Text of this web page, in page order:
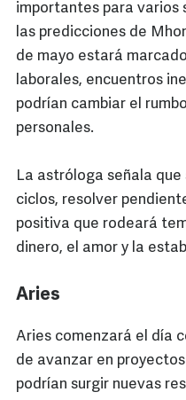
importantes para varios
las predicciones de
de mayo estará
laborales, encuentros
podrían cambiar el
personales.
La astróloga señala
ciclos, resolver
positiva que rodeará
dinero, el amor y la
Aries
Aries comenzará el día
de avanzar en
podrían surgir nuevas